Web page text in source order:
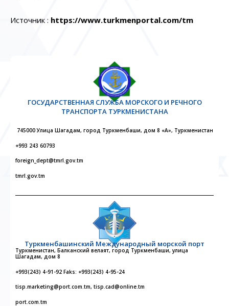
Источник : https://www.turkmenportal.com/tm
ГОСУДАРСТВЕННАЯ СЛУЖБА МОРСКОГО И РЕЧНОГО
ТРАНСПОРТА ТУРКМЕНИСТАНА
745000 Улица Шагадам, город Туркменбаши, дом 8 «А», Туркменистан
+993 243 60793
foreign_dept@tmrl.gov.tm
tmrl.gov.tm
Туркменбашинский Международный морской порт
Туркменистан, Балканский велаят, город Туркменбаши, улица
Шагадам, дом 8
+993(243) 4-91-92 Faks: +993(243) 4-95-24
tisp.marketing@port.com.tm, tisp.cad@online.tm
port.com.tm